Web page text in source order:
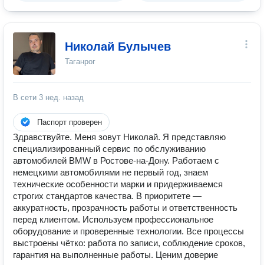
Николай Булычев
Таганрог
В сети 3 нед. назад
Паспорт проверен
Здравствуйте. Меня зовут Николай. Я представляю
специализированный сервис по обслуживанию
автомобилей BMW в Ростове-на-Дону. Работаем с
немецкими автомобилями не первый год, знаем
технические особенности марки и придерживаемся
строгих стандартов качества. В приоритете —
аккуратность, прозрачность работы и ответственность
перед клиентом. Используем профессиональное
оборудование и проверенные технологии. Все процессы
выстроены чётко: работа по записи, соблюдение сроков,
гарантия на выполненные работы. Ценим доверие